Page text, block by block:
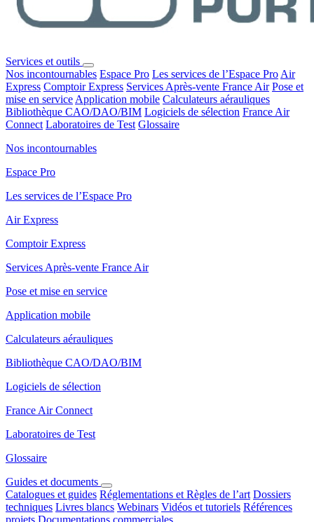
Services et outils
Nos incontournables Espace Pro Les services de l’Espace Pro Air
Express Comptoir Express Services Après-vente France Air Pose et
mise en service Application mobile Calculateurs aérauliques
Bibliothèque CAO/DAO/BIM Logiciels de sélection France Air
Connect Laboratoires de Test Glossaire
Nos incontournables
Espace Pro
Les services de l’Espace Pro
Air Express
Comptoir Express
Services Après-vente France Air
Pose et mise en service
Application mobile
Calculateurs aérauliques
Bibliothèque CAO/DAO/BIM
Logiciels de sélection
France Air Connect
Laboratoires de Test
Glossaire
Guides et documents
Catalogues et guides Réglementations et Règles de l’art Dossiers
techniques Livres blancs Webinars Vidéos et tutoriels Références
projets Documentations commerciales